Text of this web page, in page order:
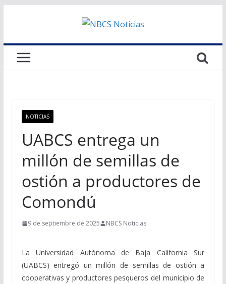
NOTICIAS
UABCS entrega un
millón de semillas de
ostión a productores de
Comondú
9 de septiembre de 2025 NBCS Noticias
La Universidad Autónoma de Baja California Sur
(UABCS) entregó un millón de semillas de ostión a
cooperativas y productores pesqueros del municipio de